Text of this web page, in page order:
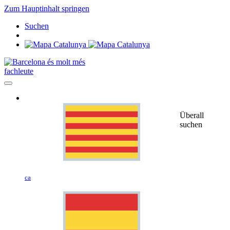
Zum Hauptinhalt springen
Suchen
fachleute
ca
Überall
suchen